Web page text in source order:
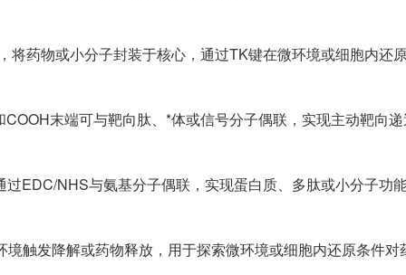
将药物或小分子封装于核心，通过TK键在微环境或细胞内还
末端可与靶向肽、*体或信号分子偶联，实现主动靶向
EDC/NHS与氨基分子偶联，实现蛋白质、多肽或小分子功
触发降解或药物释放，用于探索微环境或细胞内还原条件对